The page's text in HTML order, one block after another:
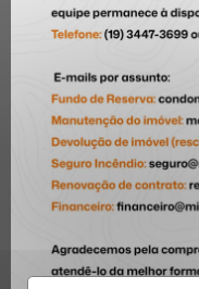
Você pode nos
contatar a
até enviar um
equipe.